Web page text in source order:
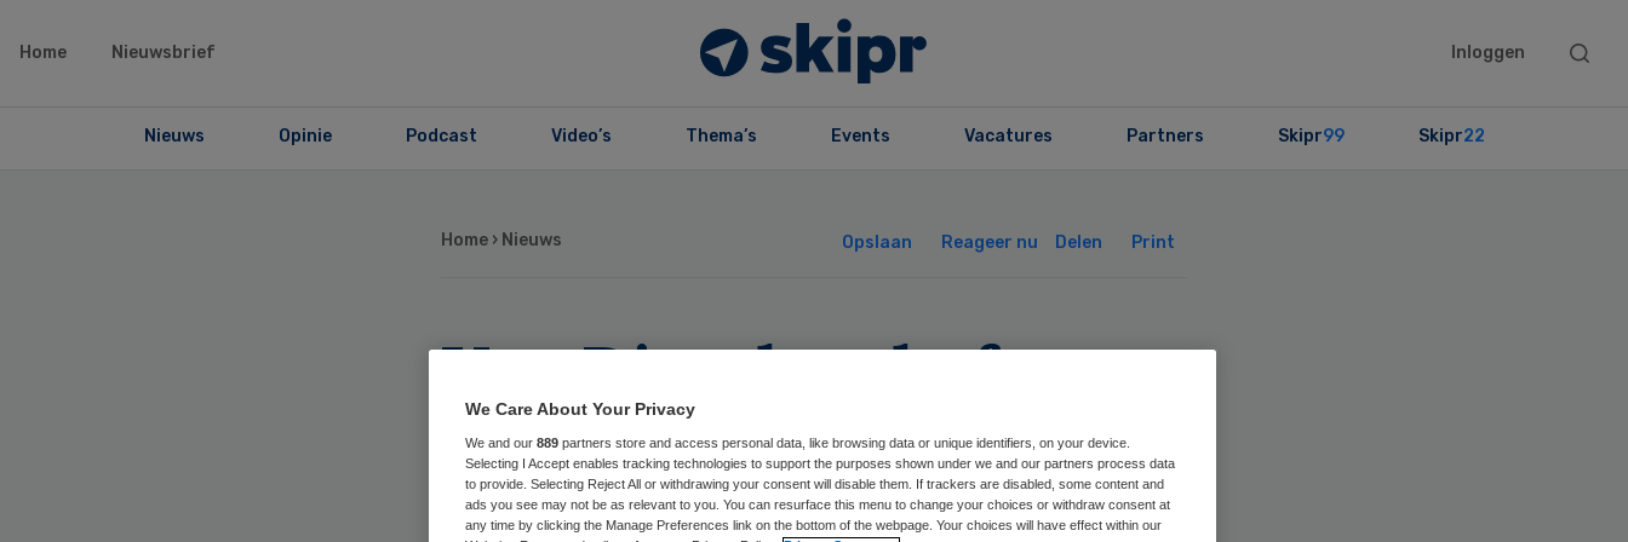
Home Nieuwsbrief Inloggen
Search
Nieuws Opinie Podcast Video’s Thema’s Events Vacatures Partners Skipr99 Skipr22
Home › Nieuws Opslaan Reageer nu Delen Print
Van Dissel: ophef over
‘kudde-immuniteit’
was mijn schuld
We Care About Your Privacy
We and our 889 partners store and access personal data, like browsing data or unique identifiers, on your device.
Selecting I Accept enables tracking technologies to support the purposes shown under we and our partners process data
to provide. Selecting Reject All or withdrawing your consent will disable them. If trackers are disabled, some content and
ads you see may not be as relevant to you. You can resurface this menu to change your choices or withdraw consent at
any time by clicking the Manage Preferences link on the bottom of the webpage. Your choices will have effect within our